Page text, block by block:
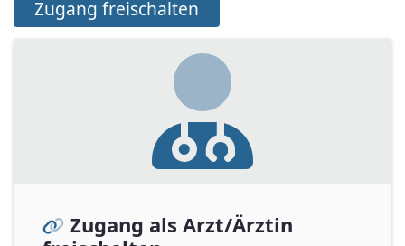
Zugang freischalten
Zugang als Arzt/Ärztin